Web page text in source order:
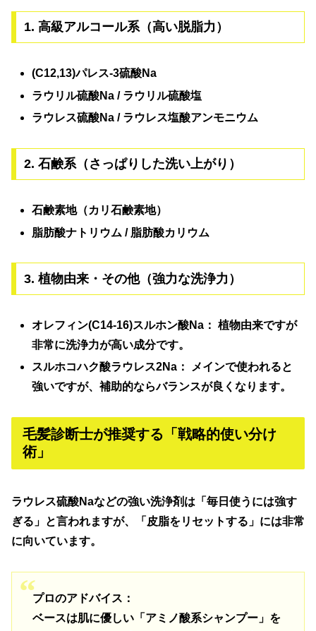
1. 高級アルコール系（高い脱脂力）
(C12,13)パレス-3硫酸Na
ラウリル硫酸Na / ラウリル硫酸塩
ラウレス硫酸Na / ラウレス塩酸アンモニウム
2. 石鹸系（さっぱりした洗い上がり）
石鹸素地（カリ石鹸素地）
脂肪酸ナトリウム / 脂肪酸カリウム
3. 植物由来・その他（強力な洗浄力）
オレフィン(C14-16)スルホン酸Na： 植物由来ですが
非常に洗浄力が高い成分です。
スルホコハク酸ラウレス2Na：
メインで使われると
強いですが、補助的ならバランスが良くなります。
毛髪診断士が推奨する「戦略的使い分け
術」
ラウレス硫酸Naなどの強い洗浄剤は「毎日使うには強す
ぎる」と言われますが、
「皮脂をリセットする」には非常
に向いています。
プロのアドバイス：
ベースは肌に優しい「アミノ酸系シャンプー」を